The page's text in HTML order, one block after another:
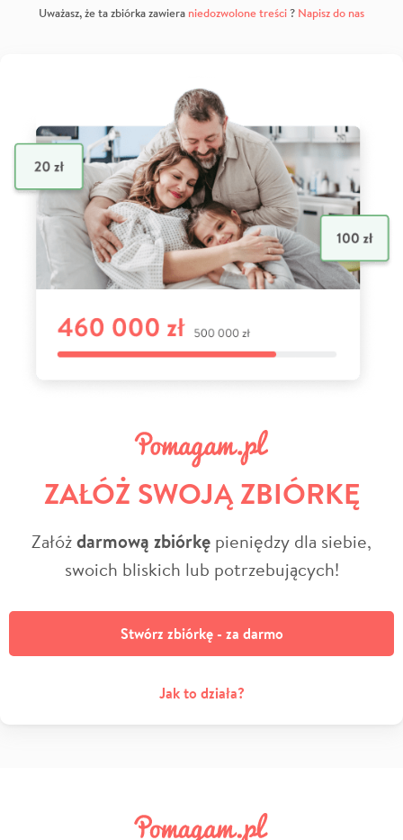
Uważasz, że ta zbiórka zawiera niedozwolone treści? Napisz do nas
ZAŁÓŻ SWOJĄ ZBIÓRKĘ
Załóżdarmową zbiórkę pieniędzy dla siebie,
swoich bliskich lub potrzebujących!
Stwórz zbiórkę - za darmo
Jak to działa?